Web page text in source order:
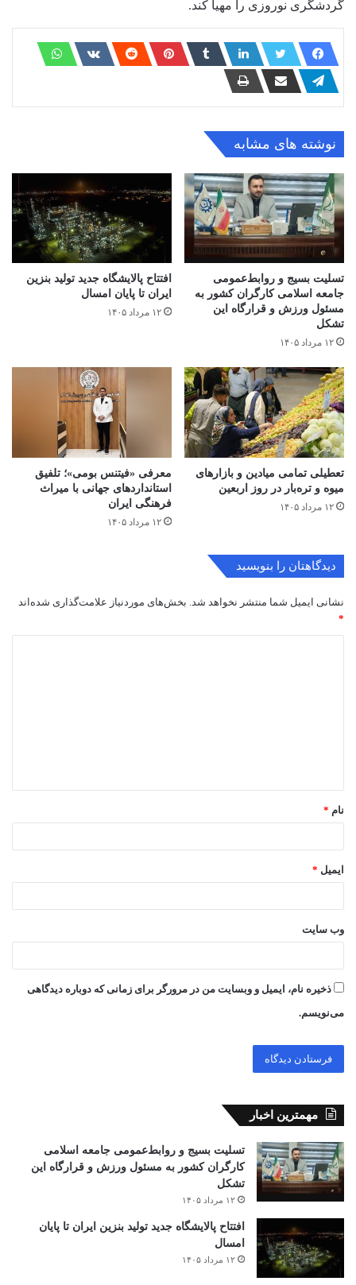
گردشگری نوروزی را مهیا کند.
نوشته های مشابه
تسلیت بسیج و روابط‌عمومی
جامعه اسلامی کارگران کشور به
مسئول ورزش و قرارگاه این
تشکل
۱۲ مرداد ۱۴۰۵
افتتاح ‌پالایشگاه جدید تولید بنزین
ایران تا پایان امسال
۱۲ مرداد ۱۴۰۵
تعطیلی تمامی میادین و بازارهای
میوه و تره‌بار در روز اربعین
۱۲ مرداد ۱۴۰۵
معرفی «فیتنس بومی»؛ تلفیق
استانداردهای جهانی با میراث
فرهنگی ایران
۱۲ مرداد ۱۴۰۵
دیدگاهتان را بنویسید
نشانی ایمیل شما منتشر نخواهد شد. بخش‌های موردنیاز علامت‌گذاری شده‌اند
*
*
نام *
ایمیل *
وب‌ سایت
ذخیره نام، ایمیل و وبسایت من در مرورگر برای زمانی که دوباره دیدگاهی
می‌نویسم.
مهمترین اخبار
تسلیت بسیج و روابط‌عمومی جامعه اسلامی
کارگران کشور به مسئول ورزش و قرارگاه این
تشکل
۱۲ مرداد ۱۴۰۵
افتتاح ‌پالایشگاه جدید تولید بنزین ایران تا پایان
امسال
۱۲ مرداد ۱۴۰۵